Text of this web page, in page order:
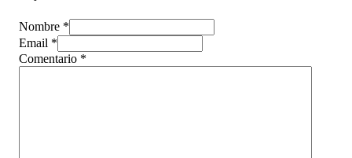
Nombre *
Email *
Comentario *